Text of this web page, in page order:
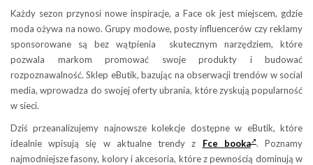
Każdy sezon przynosi nowe inspiracje, a Face ok jest miejscem, gdzie
moda ożywa na nowo. Grupy modowe, posty influencerów czy reklamy
sponsorowane są bez wątpienia skutecznym narzędziem, które
pozwala markom promować swoje produkty i budować
rozpoznawalność. Sklep eButik, bazując na obserwacji trendów w social
media, wprowadza do swojej oferty ubrania, które zyskują popularność
w sieci.
Dziś przeanalizujemy najnowsze kolekcje dostępne w eButik, które
idealnie wpisują się w aktualne trendy z Fce booka . Poznamy
najmodniejsze fasony, kolory i akcesoria, które z pewnością dominują w